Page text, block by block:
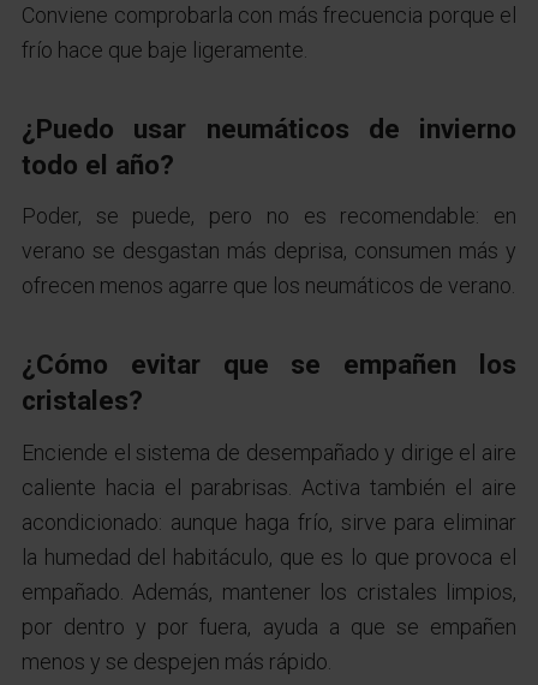
Conviene comprobarla con más frecuencia porque el
frío hace que baje ligeramente.
¿Puedo usar neumáticos de invierno
todo el año?
Poder, se puede, pero no es recomendable: en
verano se desgastan más deprisa, consumen más y
ofrecen menos agarre que los neumáticos de verano.
¿Cómo evitar que se empañen los
cristales?
Enciende el sistema de desempañado y dirige el aire
caliente hacia el parabrisas. Activa también el aire
acondicionado: aunque haga frío, sirve para eliminar
la humedad del habitáculo, que es lo que provoca el
empañado. Además, mantener los cristales limpios,
por dentro y por fuera, ayuda a que se empañen
menos y se despejen más rápido.